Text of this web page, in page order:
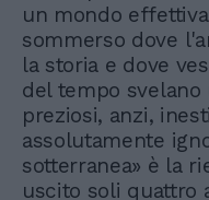
un mondo
sommerso dove
la storia e dove
del tempo
preziosi, anzi,
assolutamente
sotterranea» è la
uscito soli quattro